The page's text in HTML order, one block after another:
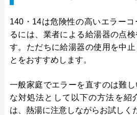
140・14は危険性の高いエラー
るには、業者による給湯器の点
す。ただちに給湯器の使用を中
とをおすすめします。
一般家庭でエラーを直すのは難
な対処法として以下の方法を紹
は、熱湯に注意しながらお試しく